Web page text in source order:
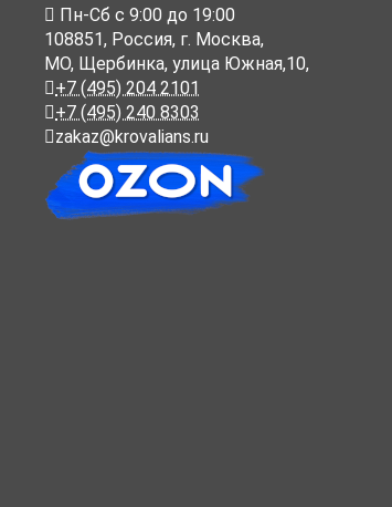
Пн-Cб с 9:00 до 19:00
108851, Россия, г. Москва,
МО, Щербинка, улица Южная,10,
+7 (495) 204 2101
+7 (495) 240 8303
zakaz@krovalians.ru